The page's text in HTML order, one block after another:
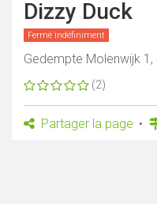
Dizzy Duck
Fermé indéfiniment
Gedempte Molenwijk 1,
(2)
Partager la page